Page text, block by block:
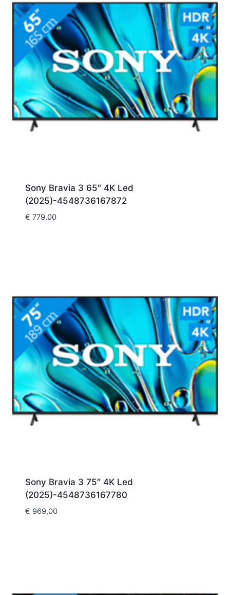
Sony Bravia 3 65″ 4K Led
(2025)-4548736167872
€ 779,00
Sony Bravia 3 75″ 4K Led
(2025)-4548736167780
€ 969,00